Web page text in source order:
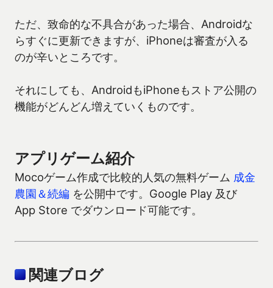
ただ、致命的な不具合があった場合、Androidな
らすぐに更新できますが、iPhoneは審査が入る
のが辛いところです。
それにしても、AndroidもiPhoneもストア公開の
機能がどんどん増えていくものです。
アプリゲーム紹介
Mocoゲーム作成で比較的人気の無料ゲーム 成金
農園＆続編 を公開中です。Google Play 及び
App Store でダウンロード可能です。
関連ブログ